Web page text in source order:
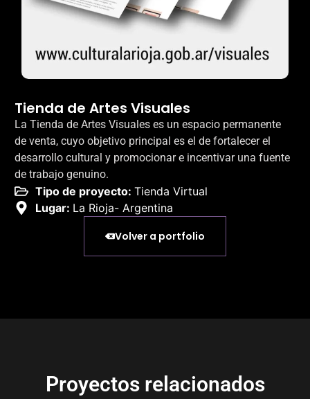
Tienda de Artes Visuales
La Tienda de Artes Visuales es un espacio permanente
de venta, cuyo objetivo principal es el de fortalecer el
desarrollo cultural y promocionar e incentivar una fuente
de trabajo genuino.
Tipo de proyecto:Tienda Virtual
Lugar: La Rioja- Argentina
Volver a portfolio
Proyectos relacionados